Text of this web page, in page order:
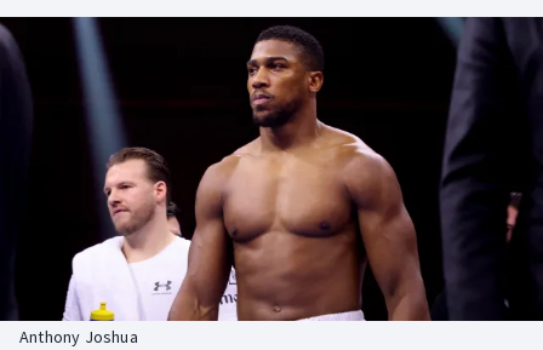
Cyklistika
DALŠÍ SPORTY
Americký fotbal
Baseball a softbal
Basketbal
Biatlon
NEPŘEHLÉDNĚTE
Soutěže
Historické návraty
Aplikace ČT sport
Anthony Joshua